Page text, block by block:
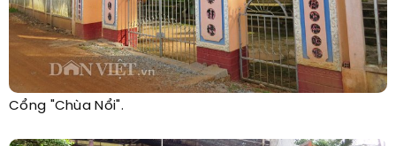
Cổng "Chùa Nổi".